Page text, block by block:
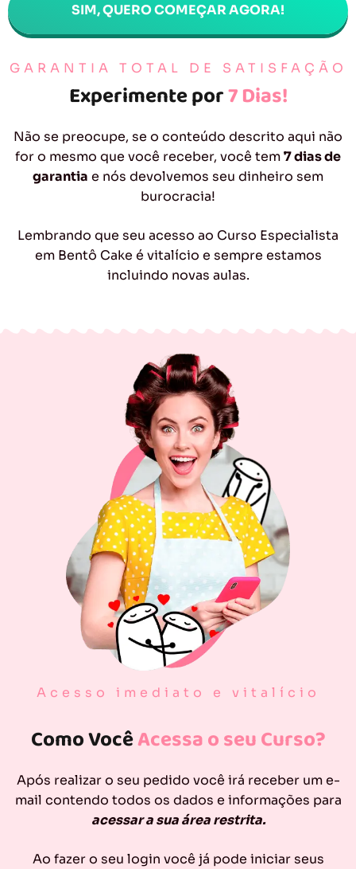
GARANTIA TOTAL DE SATISFAÇÃO
Experimente por7 Dias!
Não se preocupe, se o conteúdo descrito aqui não
for o mesmo que você receber, você tem7 dias de
garantia e nós devolvemos seu dinheiro sem
burocracia!
Lembrando que seu acesso ao Curso Especialista
em Bentô Cake é vitalício e sempre estamos
incluindo novas aulas.
SIM, QUERO COMEÇAR AGORA!
Acesso imediato e vitalício
Como VocêAcessa o seu Curso?
Após realizar o seu pedido você irá receber um e-
mail contendo todos os dados e informações para
acessar a sua área restrita.
Ao fazer o seu login você já pode iniciar seus